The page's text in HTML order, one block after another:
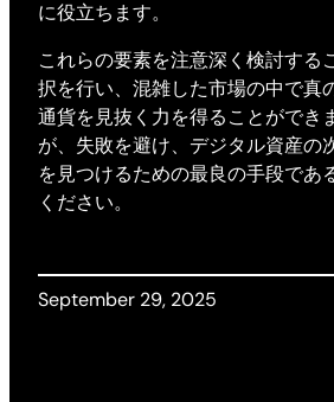
に役立ちます。
これらの要素を注意深く検討する
択を行い、混雑した市場の中で真
通貨を見抜く力を得ることができ
が、失敗を避け、デジタル資産の
を見つけるための最良の手段であ
ください。
September 29, 2025